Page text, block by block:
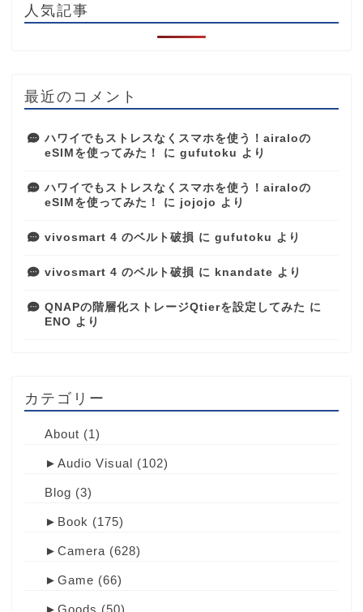
人気記事
最近のコメント
ハワイでもストレスなくスマホを使う！airaloの
eSIMを使ってみた！
に gufutoku より
ハワイでもストレスなくスマホを使う！airaloの
eSIMを使ってみた！
に jojojo より
vivosmart 4 のベルト破損 に gufutoku より
vivosmart 4 のベルト破損 に knandate より
QNAPの階層化ストレージQtierを設定してみた に
ENO より
カテゴリー
About (1)
► Audio Visual (102)
Blog (3)
► Book (175)
► Camera (628)
► Game (66)
► Goods (50)